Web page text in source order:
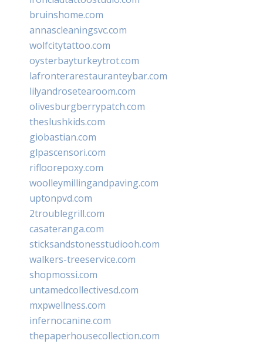
bruinshome.com
annascleaningsvc.com
wolfcitytattoo.com
oysterbayturkeytrot.com
lafronterarestauranteybar.com
lilyandrosetearoom.com
olivesburgberrypatch.com
theslushkids.com
giobastian.com
glpascensori.com
rifloorepoxy.com
woolleymillingandpaving.com
uptonpvd.com
2troublegrill.com
casateranga.com
sticksandstonesstudiooh.com
walkers-treeservice.com
shopmossi.com
untamedcollectivesd.com
mxpwellness.com
infernocanine.com
thepaperhousecollection.com